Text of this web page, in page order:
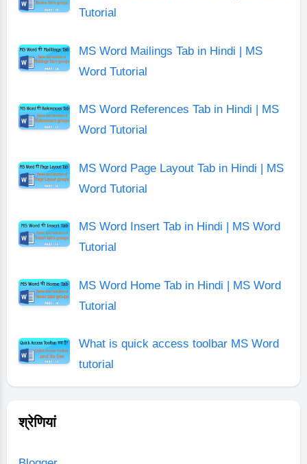
Tutorial
MS Word Mailings Tab in Hindi | MS
Word Tutorial
MS Word References Tab in Hindi | MS
Word Tutorial
MS Word Page Layout Tab in Hindi | MS
Word Tutorial
MS Word Insert Tab in Hindi | MS Word
Tutorial
MS Word Home Tab in Hindi | MS Word
Tutorial
What is quick access toolbar MS Word
tutorial
श्रेणियां